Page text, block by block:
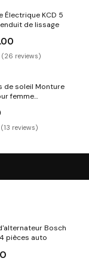
Électrique KCD 5
enduit de lissage
(26 reviews)
de soleil Monture
femme
les UV
polarisées
(13 reviews)
Bosch
pièces auto